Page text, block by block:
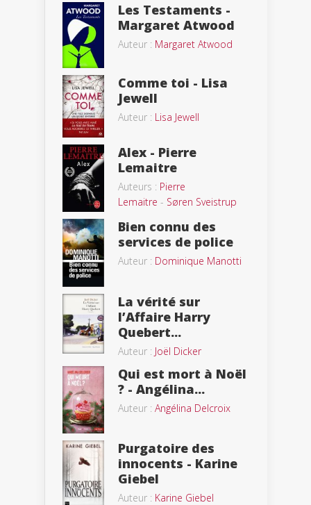
Les Testaments -
Margaret Atwood
Auteur : Margaret Atwood
Comme toi - Lisa
Jewell
Auteur : Lisa Jewell
Alex - Pierre
Lemaitre
Auteurs : Pierre
Lemaitre - Søren Sveistrup
Bien connu des
services de police
Auteur : Dominique Manotti
La vérité sur
l’Affaire Harry
Quebert...
Auteur : Joël Dicker
Qui est mort à Noël
? - Angélina...
Auteur : Angélina Delcroix
Purgatoire des
innocents - Karine
Giebel
Auteur : Karine Giebel